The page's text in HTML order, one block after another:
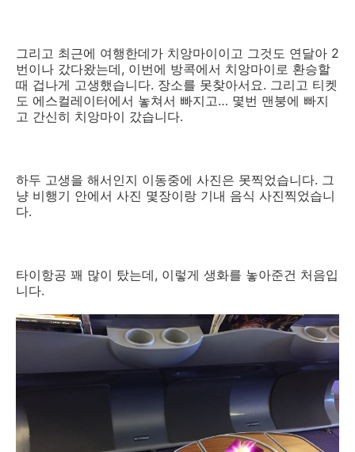
그리고 최근에 여행한데가 치앙마이이고 그것도 연달아 2
번이나 갔다왔는데, 이번에 방콕에서 치앙마이로 환승할
때 겁나게 고생했습니다. 장소를 못찾아서요. 그리고 티켓
도 에스컬레이터에서 놓쳐서 빠지고… 몇번 맨붕에 빠지
고 간신히 치앙마이 갔습니다.
하두 고생을 해서인지 이동중에 사진은 못찍었습니다. 그
냥 비행기 안에서 사진 몇장이랑 기내 음식 사진찍었습니
다.
타이항공 꽤 많이 탔는데, 이렇게 생화를 놓아준건 처음입
니다.